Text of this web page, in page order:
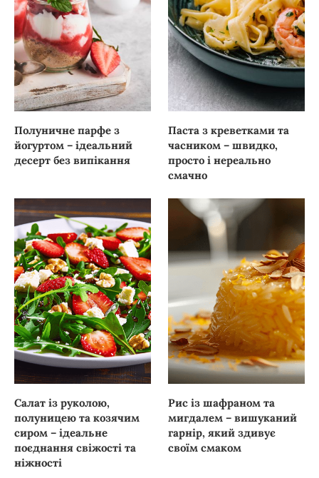
Полуничне парфе з
йогуртом – ідеальний
десерт без випікання
Паста з креветками та
часником – швидко,
просто і нереально
смачно
Салат із руколою,
полуницею та козячим
сиром – ідеальне
поєднання свіжості та
ніжності
Рис із шафраном та
мигдалем – вишуканий
гарнір, який здивує
своїм смаком